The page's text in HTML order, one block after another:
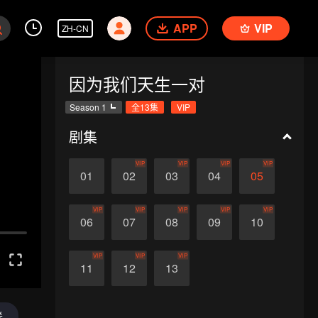
ZH-CN APP VIP
因为我们天生一对
Season 1 全13集 VIP
剧集
01 02
VIP
03
VIP
04
VIP
05
VIP
06
VIP
07
VIP
08
VIP
09
VIP
10
VIP
11
VIP
12
VIP
13
VIP